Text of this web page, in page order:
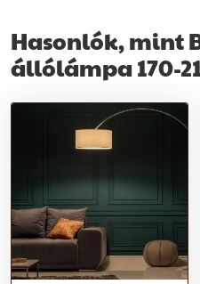
Előnyök:
Egyedülállóan
szerepet játszik a térben.
Ergonomikus kialakítás:
nyújtható vagy zsugorítható.
Stílusos design:Kombinálja a
Bronz színű láb és talp:Kifinomult
Elérhető arany színben:Variálj az
Rendeld meg most, és teremts
otthonodban a BIG BOW II réz
Hasonlók, mint
állólámpa 170-